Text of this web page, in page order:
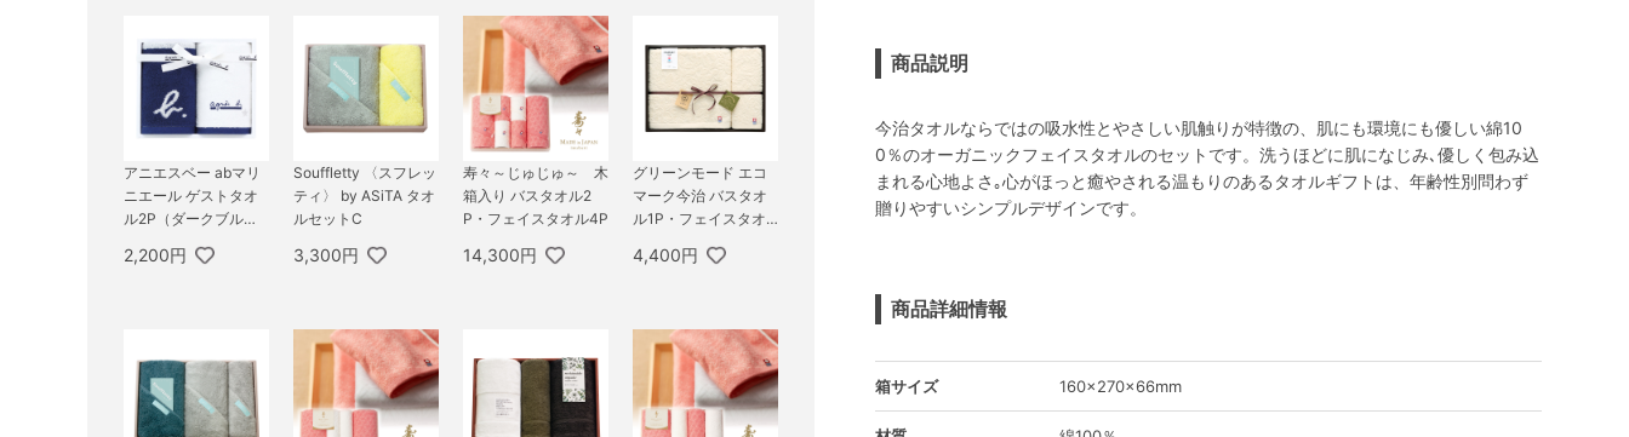
アニエスベー abマリ
ニエール ゲストタオ
ル2P（ダークブル
2,200円
Souffletty 〈スフレッ
ティ〉 by ASiTA タオ
ルセットC
3,300円
寿々～じゅじゅ～ 木
箱入り バスタオル2
P・フェイスタオル4P
14,300円
グリーンモード エコ
マーク今治 バスタオ
ル1P・フェイスタオ
4,400円
商品説明
今治タオルならではの吸水性とやさしい肌触りが特徴の、肌にも環境にも優しい綿10
0％のオーガニックフェイスタオルのセットです。洗うほどに肌になじみ､優しく包み込
まれる心地よさ｡心がほっと癒やされる温もりのあるタオルギフトは、年齢性別問わず
贈りやすいシンプルデザインです。
商品詳細情報
箱サイズ 160×270×66mm